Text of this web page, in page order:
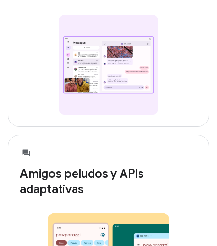
Amigos peludos y APIs
adaptativas